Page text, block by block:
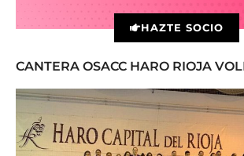
HAZTE SOCIO
CANTERA OSACC HARO RIOJA